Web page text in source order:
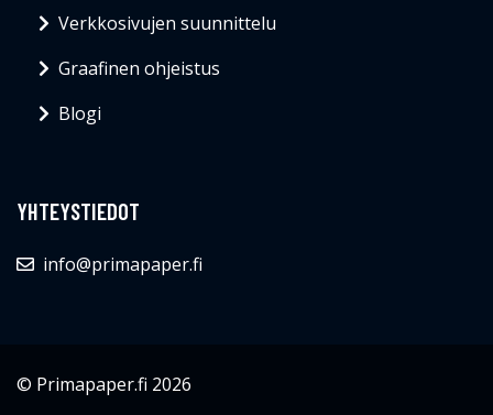
Verkkosivujen suunnittelu
Graafinen ohjeistus
Blogi
YHTEYSTIEDOT
info@primapaper.fi
© Primapaper.fi 2026